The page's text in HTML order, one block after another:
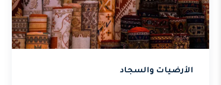
الأرضيات والسجاد